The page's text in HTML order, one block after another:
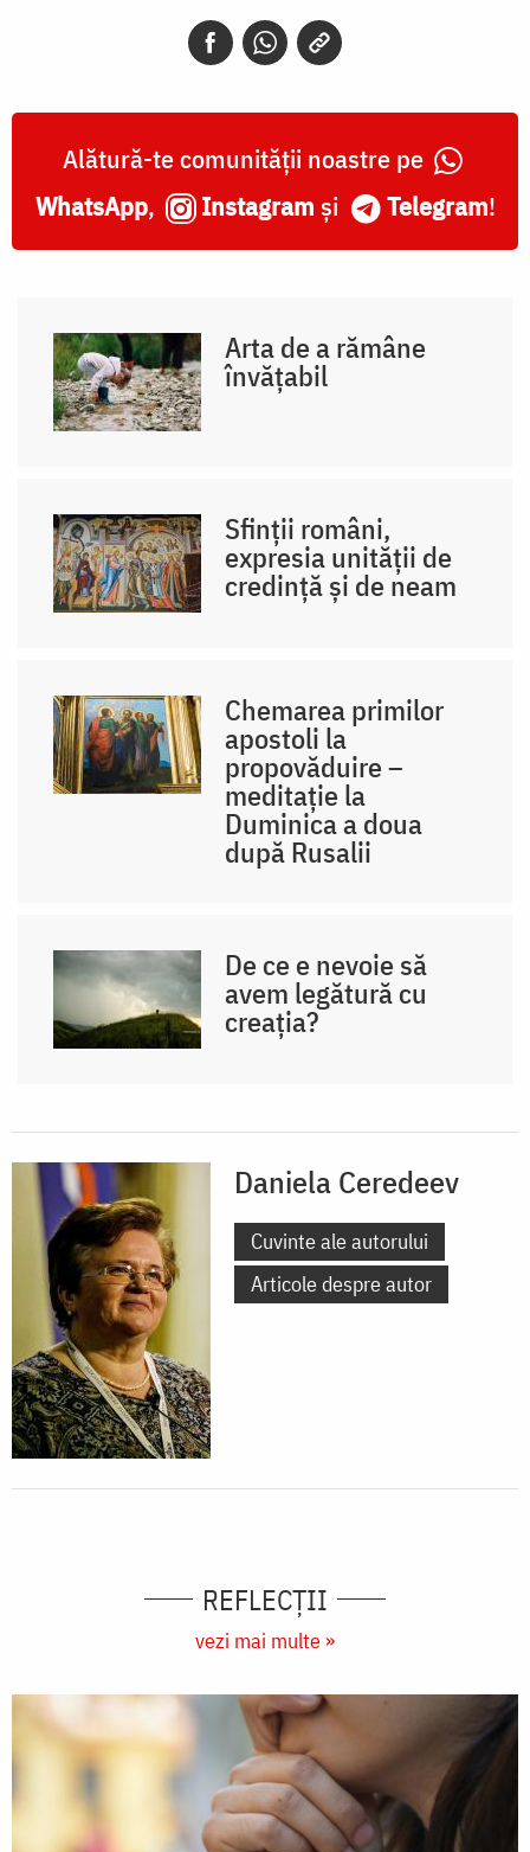
Alătură-te comunității noastre pe
WhatsApp, Instagram și Telegram!
Arta de a rămâne
învățabil
Sfinții români,
expresia unității de
credință și de neam
Chemarea primilor
apostoli la
propovăduire –
meditație la
Duminica a doua
după Rusalii
De ce e nevoie să
avem legătură cu
creația?
Daniela Ceredeev
Cuvinte ale autorului
Articole despre autor
REFLECȚII
vezi mai multe »